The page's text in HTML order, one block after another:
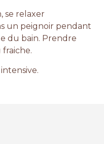
se relaxer
un peignoir pendant
du bain. Prendre